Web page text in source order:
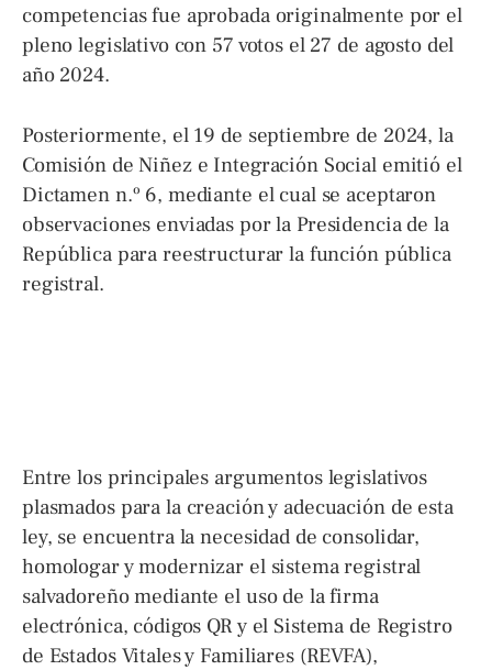
competencias fue aprobada originalmente por el
pleno legislativo con 57 votos el 27 de agosto del
año 2024.
Posteriormente, el 19 de septiembre de 2024, la
Comisión de Niñez e Integración Social emitió el
Dictamen n.º 6, mediante el cual se aceptaron
observaciones enviadas por la Presidencia de la
República para reestructurar la función pública
registral.
Entre los principales argumentos legislativos
plasmados para la creación y adecuación de esta
ley, se encuentra la necesidad de consolidar,
homologar y modernizar el sistema registral
salvadoreño mediante el uso de la firma
electrónica, códigos QR y el Sistema de Registro
de Estados Vitales y Familiares (REVFA),